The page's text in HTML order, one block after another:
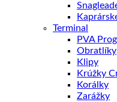
Terminal
PVA
Obratlíky
Klipy
Krúžky
Korálky
Zarážky